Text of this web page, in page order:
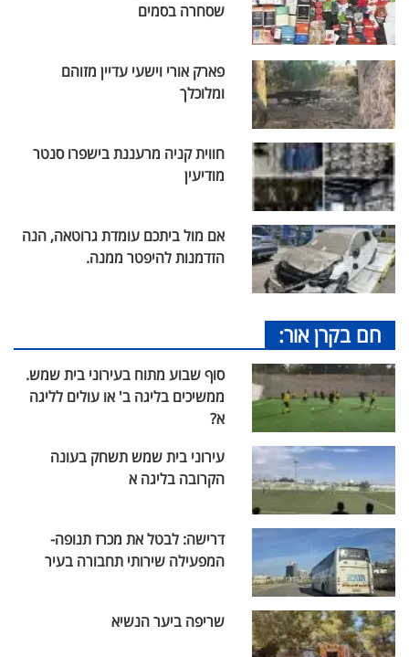
שסחרה בסמים
פארק אורי וישעי עדיין מזוהם
ומלוכלך
חווית קניה מרעננת בישפרו סנטר
מודיעין
אם מול ביתכם עומדת גרוטאה, הנה
הזדמנות להיפטר ממנה.
חם בקרן אור:
סוף שבוע מתוח בעירוני בית שמש.
ממשיכים בליגה ב' או עולים לליגה
א?
עירוני בית שמש תשחק בעונה
הקרובה בליגה א
דרישה: לבטל את מכרז תנופה-
המפעילה שירותי תחבורה בעיר
שריפה ביער הנשיא